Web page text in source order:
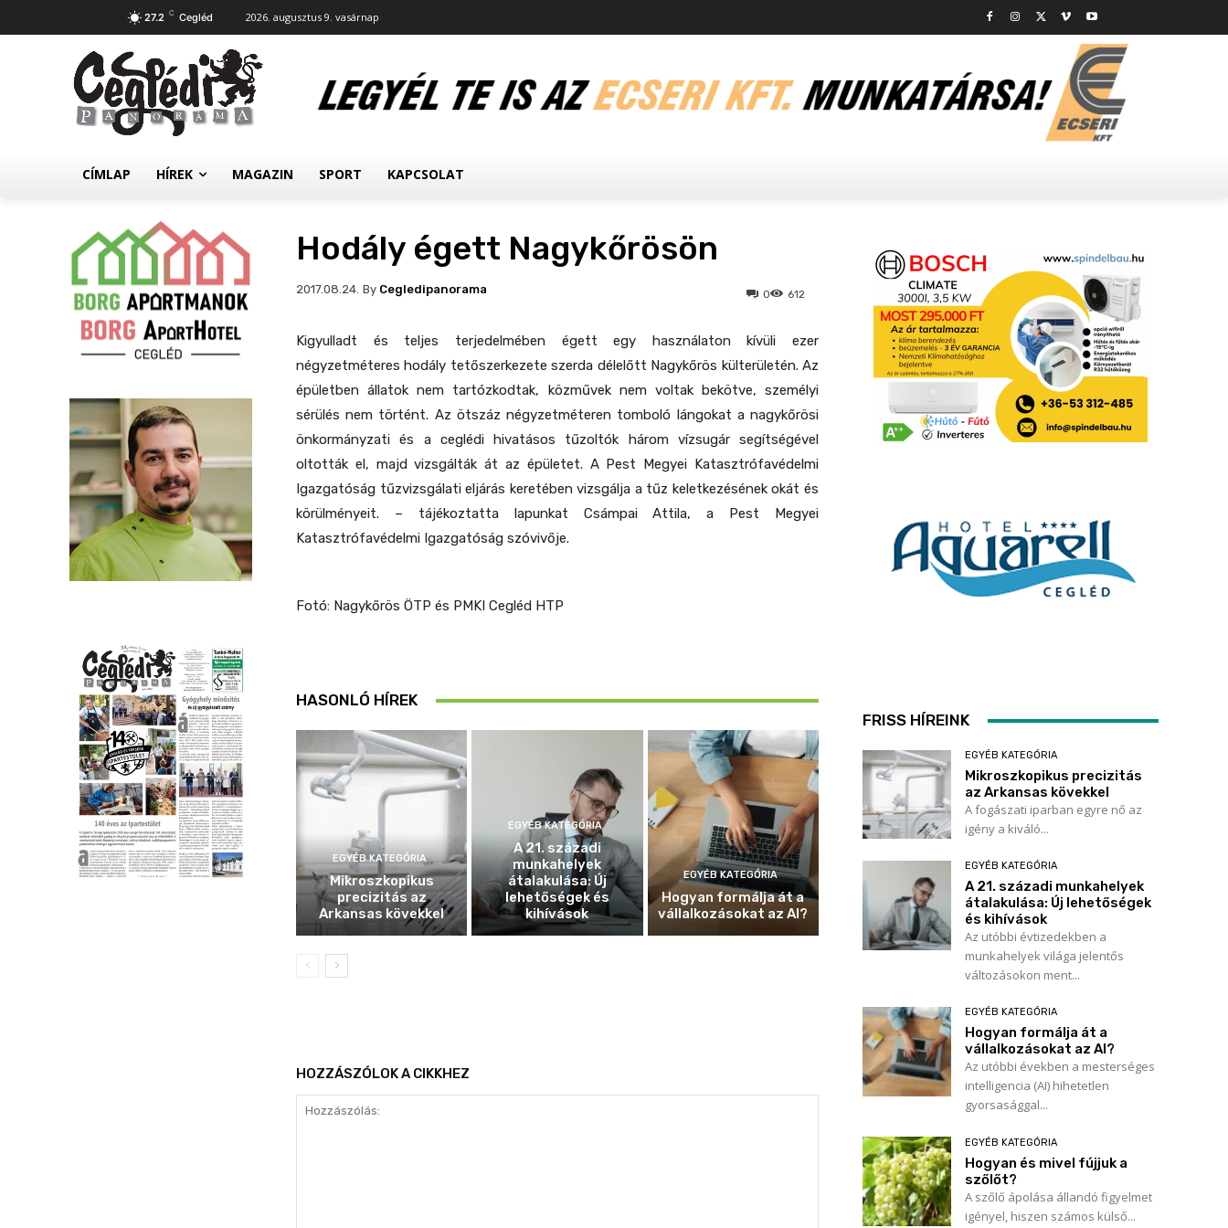
27.2 C Cegléd 2026. augusztus 9. vasárnap
CÍMLAP HÍREK MAGAZIN SPORT KAPCSOLAT
Hodály égett Nagykőrösön
2017.08.24. 612
0
By Cegledipanorama
Kigyulladt és teljes terjedelmében égett egy használaton kívüli ezer
négyzetméteres hodály tetőszerkezete szerda délelőtt Nagykőrös külterületén. Az
épületben állatok nem tartózkodtak, közművek nem voltak bekötve, személyi
sérülés nem történt. Az ötszáz négyzetméteren tomboló lángokat a nagykőrösi
önkormányzati és a ceglédi hivatásos tűzoltók három vízsugár segítségével
oltották el, majd vizsgálták át az épületet. A Pest Megyei Katasztrófavédelmi
Igazgatóság tűzvizsgálati eljárás keretében vizsgálja a tűz keletkezésének okát és
körülményeit. – tájékoztatta lapunkat Csámpai Attila, a Pest Megyei
Katasztrófavédelmi Igazgatóság szóvivője.
Fotó: Nagykőrös ÖTP és PMKI Cegléd HTP
HASONLÓ HÍREK
EGYÉB KATEGÓRIA
Mikroszkopikus
precizitás az
Arkansas kövekkel
EGYÉB KATEGÓRIA
A 21. századi
munkahelyek
átalakulása: Új
lehetőségek és
kihívások
EGYÉB KATEGÓRIA
Hogyan formálja át a
vállalkozásokat az AI?
HOZZÁSZÓLOK A CIKKHEZ
FRISS HÍREINK
EGYÉB KATEGÓRIA
Mikroszkopikus precizitás
az Arkansas kövekkel
A fogászati iparban egyre nő az
igény a kiváló...
EGYÉB KATEGÓRIA
A 21. századi munkahelyek
átalakulása: Új lehetőségek
és kihívások
Az utóbbi évtizedekben a
munkahelyek világa jelentős
változásokon ment...
EGYÉB KATEGÓRIA
Hogyan formálja át a
vállalkozásokat az AI?
Az utóbbi években a mesterséges
intelligencia (AI) hihetetlen
gyorsasággal...
EGYÉB KATEGÓRIA
Hogyan és mivel fújjuk a
szőlőt?
A szőlő ápolása állandó figyelmet
igényel, hiszen számos külső...